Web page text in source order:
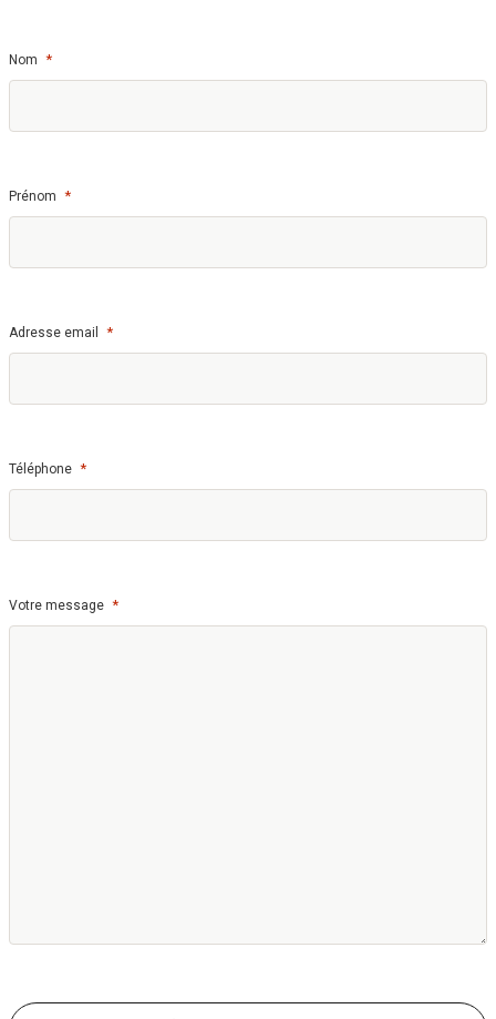
Nom *
Prénom *
Adresse email *
Téléphone *
Votre message *